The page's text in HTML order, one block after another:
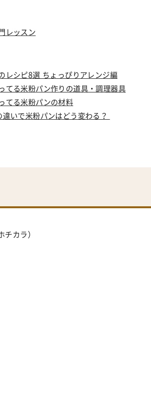
レッスン
レシピ8選 ちょっぴりアレンジ編
てる米粉パン作りの道具・調理器具
てる米粉パンの材料
いで米粉パンはどう変わる？
チカラ）